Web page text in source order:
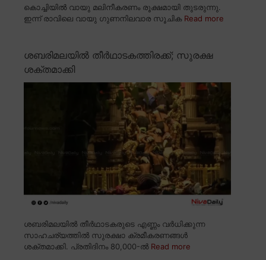
കൊച്ചിയിൽ വായു മലിനീകരണം രൂക്ഷമായി തുടരുന്നു.
ഇന്ന് രാവിലെ വായു ഗുണനിലവാര സൂചിക Read more
ശബരിമലയിൽ തീർഥാടകത്തിരക്ക്; സുരക്ഷ
ശക്തമാക്കി
ശബരിമലയിൽ തീർഥാടകരുടെ എണ്ണം വർധിക്കുന്ന
സാഹചര്യത്തിൽ സുരക്ഷാ ക്രമീകരണങ്ങൾ
ശക്തമാക്കി. പ്രതിദിനം 80,000-ൽ Read more